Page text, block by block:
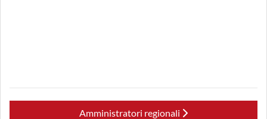
Amministratori regionali